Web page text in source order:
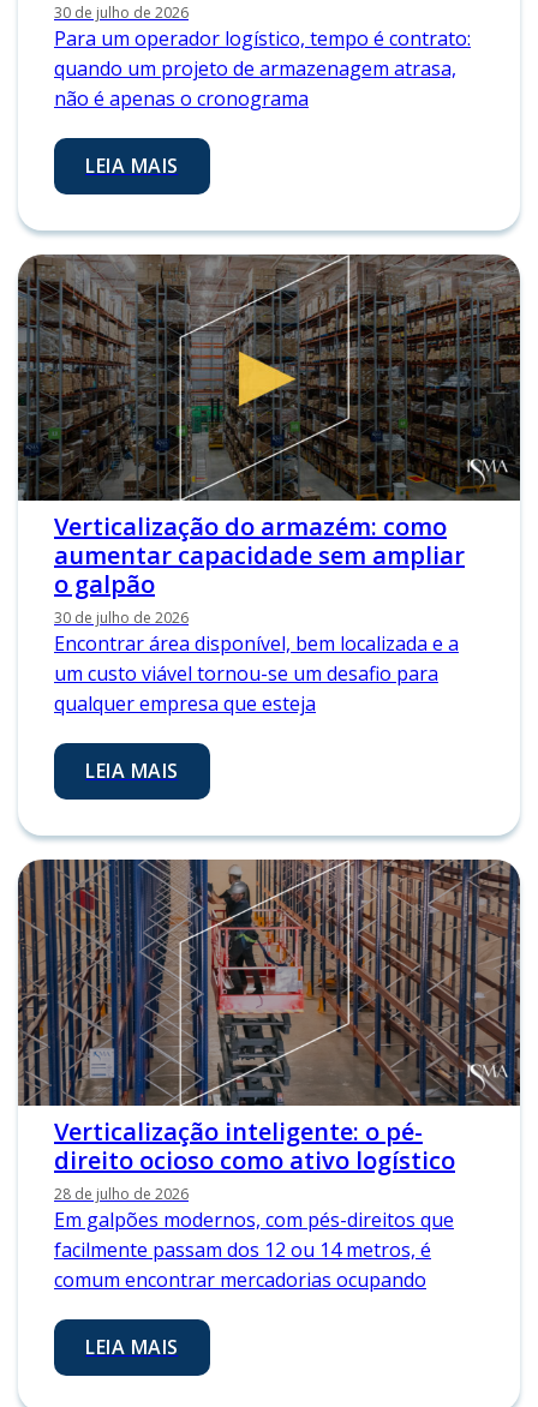
30 de julho de 2026
Para um operador logístico, tempo é contrato:
quando um projeto de armazenagem atrasa,
não é apenas o cronograma
LEIA MAIS
Verticalização do armazém: como
aumentar capacidade sem ampliar
o galpão
30 de julho de 2026
Encontrar área disponível, bem localizada e a
um custo viável tornou-se um desafio para
qualquer empresa que esteja
LEIA MAIS
Verticalização inteligente: o pé-
direito ocioso como ativo logístico
28 de julho de 2026
Em galpões modernos, com pés-direitos que
facilmente passam dos 12 ou 14 metros, é
comum encontrar mercadorias ocupando
LEIA MAIS